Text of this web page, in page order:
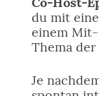
du mit
einem Mit-
Thema
Je